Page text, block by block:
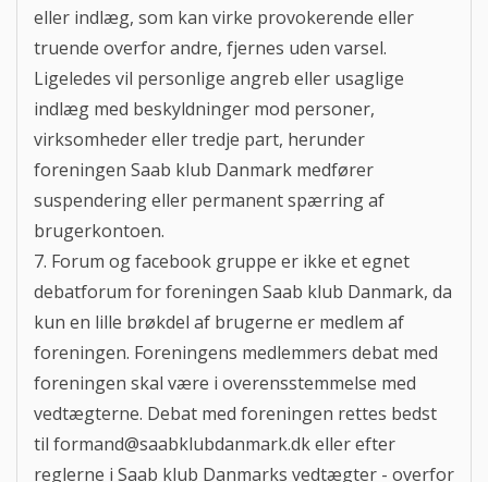
eller indlæg, som kan virke provokerende eller
truende overfor andre, fjernes uden varsel.
Ligeledes vil personlige angreb eller usaglige
indlæg med beskyldninger mod personer,
virksomheder eller tredje part, herunder
foreningen Saab klub Danmark medfører
suspendering eller permanent spærring af
brugerkontoen.
7. Forum og facebook gruppe er ikke et egnet
debatforum for foreningen Saab klub Danmark, da
kun en lille brøkdel af brugerne er medlem af
foreningen. Foreningens medlemmers debat med
foreningen skal være i overensstemmelse med
vedtægterne. Debat med foreningen rettes bedst
til formand@saabklubdanmark.dkeller efter
reglerne i Saab klub Danmarks vedtægter - overfor